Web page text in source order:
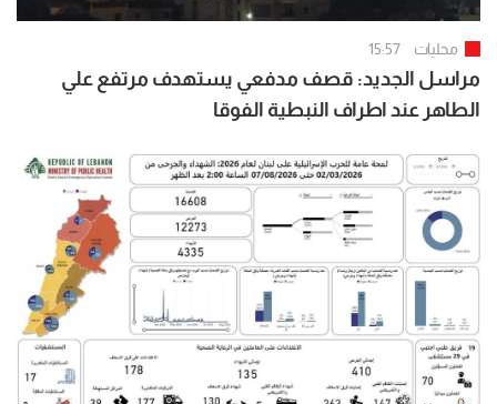
محليات 15:57
مراسل الجديد: قصف مدفعي يستهدف مرتفع علي
الطاهر عند اطراف النبطية الفوقا